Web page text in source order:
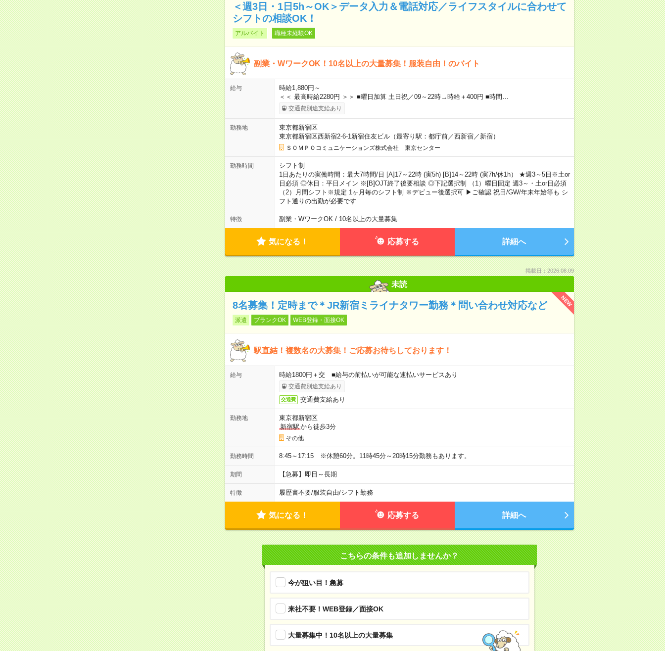
＜週3日・1日5h～OK＞データ入力＆電話対応／ライフスタイルに合わせて
シフトの相談OK！
アルバイト 職種未経験OK
副業・WワークOK！10名以上の大量募集！服装自由！のバイト
給与
時給1,880円～
＜＜ 最高時給2280円 ＞＞ ■曜日加算 土日祝／09～22時→時給＋400円 ■時間…
交通費別途支給あり
勤務地
東京都新宿区
東京都新宿区西新宿2-6-1新宿住友ビル（最寄り駅：都庁前／西新宿／新宿）
ＳＯＭＰＯコミュニケーションズ株式会社 東京センター
勤務時間
シフト制
1日あたりの実働時間：最大7時間/日 [A]17～22時 (実5h) [B]14～22時 (実7h/休1h） ★週3～5日※土or
日必須 ◎休日：平日メイン ※[B]OJT終了後要相談 ◎下記選択制 （1）曜日固定 週3～・土or日必須
（2）月間シフト※規定 1ヶ月毎のシフト制 ※デビュー後選択可 ▶ご確認 祝日/GW/年末年始等も シ
フト通りの出勤が必要です
特徴 副業・WワークOK / 10名以上の大量募集
気になる！ 応募する 詳細へ
掲載日：2026.08.09
未読
NEW
8名募集！定時まで＊JR新宿ミライナタワー勤務＊問い合わせ対応など
派遣 ブランクOK WEB登録・面接OK
駅直結！複数名の大募集！ご応募お待ちしております！
給与 時給1800円＋交 ■給与の前払いが可能な速払いサービスあり
交通費別途支給あり
交通費 交通費支給あり
勤務地
東京都新宿区
新宿駅から徒歩3分
その他
勤務時間 8:45～17:15 ※休憩60分。11時45分～20時15分勤務もあります。
期間 【急募】即日～長期
特徴 履歴書不要/服装自由/シフト勤務
気になる！ 応募する 詳細へ
こちらの条件も追加しませんか？
今が狙い目！急募
来社不要！WEB登録／面接OK
大量募集中！10名以上の大量募集